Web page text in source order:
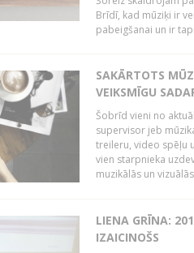
Brīdī, kad mūziķi ir
pabeigšanai un ir
SAKĀRTOTS
VEIKSMĪGU
Šobrīd vieni no
supervisor jeb
treileru, video spēļu
vien starpnieka
muzikālās un
LIENA GRĪNA:
IZAICINOŠS